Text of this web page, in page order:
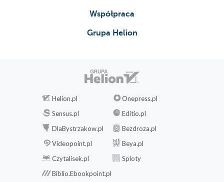
Współpraca
Grupa Helion
Helion.pl
Onepress.pl
Sensus.pl
Editio.pl
DlaBystrzakow.pl
Bezdroza.pl
Videopoint.pl
Beya.pl
Czytalisek.pl
Sploty
Biblio.Ebookpoint.pl